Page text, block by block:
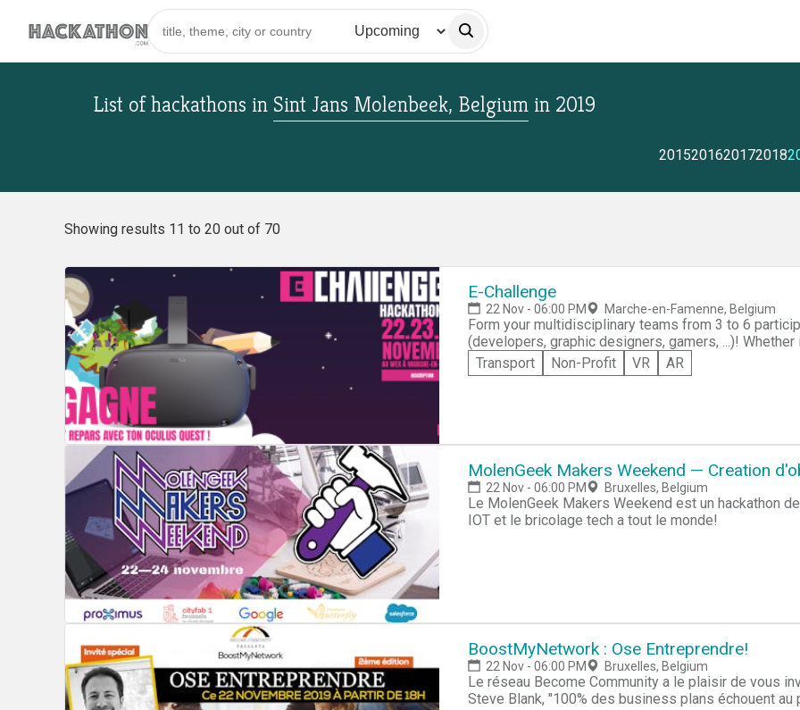
List of hackathons in Sint Jans Molenbeek, Belgium in 2019
2015201620172018
Showing results 11 to 20 out of 70
E-Challenge
22 Nov - 06:00 PM Marche-en-Famenne, Belgium
Form your multidisciplinary teams from 3 to 6
(developers, graphic designers, gamers, ...)! Whether in development, gaming, graphics,
communication or the field of education, coaches will be
snacks and drinks included! Take advantage of our
Transport Non-Profit VR AR
MolenGeek Makers Weekend — Creation
22 Nov - 06:00 PM Bruxelles, Belgium
Le MolenGeek Makers Weekend est un hackathon
IOT et le bricolage tech a tout le monde!
BoostMyNetwork : Ose Entreprendre!
22 Nov - 06:00 PM Bruxelles, Belgium
Le réseau Become Community a le plaisir de vous
Steve Blank, "100% des business plans échouent